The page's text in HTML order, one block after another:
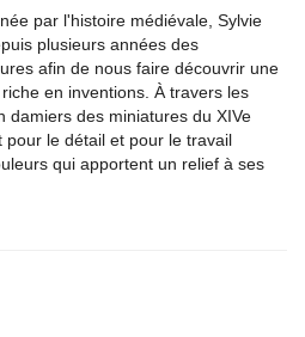
par l'histoire médiévale, Sylvie
plusieurs années des
afin de nous faire découvrir une
en inventions. À travers les
damiers des miniatures du XIVe
le détail et pour le travail
qui apportent un relief à ses